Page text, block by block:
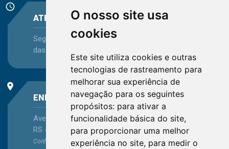
O nosso site usa
cookies
Este site utiliza cookies e outras
tecnologias de rastreamento para
melhorar sua experiência de
navegação para os seguintes
propósitos: para ativar a
funcionalidade básica do site,
para proporcionar uma melhor
experiência no site, para medir o
schedule
ATENDIMENTO
Segunda-feira a Sexta-feira - das 08:30 às 12:15 e
das 13:30 às 16:45
place
ENDEREÇO
Avenida Itaqui, 45, Bairro Petrópolis, Porto Alegre -
RS - CEP 90460-140
Confira as demaislocalizações no Estado